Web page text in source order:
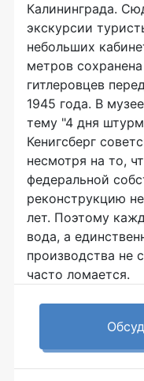
Калининграда.
экскурсии
небольших
метров
гитлеровцев
1945 года. В
тему "4 дня
Кенигсберг
несмотря на то,
федеральной
реконструкцию
лет. Поэтому
вода, а
производства не
часто ломается.